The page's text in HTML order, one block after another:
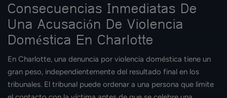
Consecuencias Inmediatas De
Una Acusación De Violencia
Doméstica En Charlotte
En Charlotte, una denuncia por violencia doméstica tiene un
gran peso, independientemente del resultado final en los
tribunales. El tribunal puede ordenar a una persona que limite